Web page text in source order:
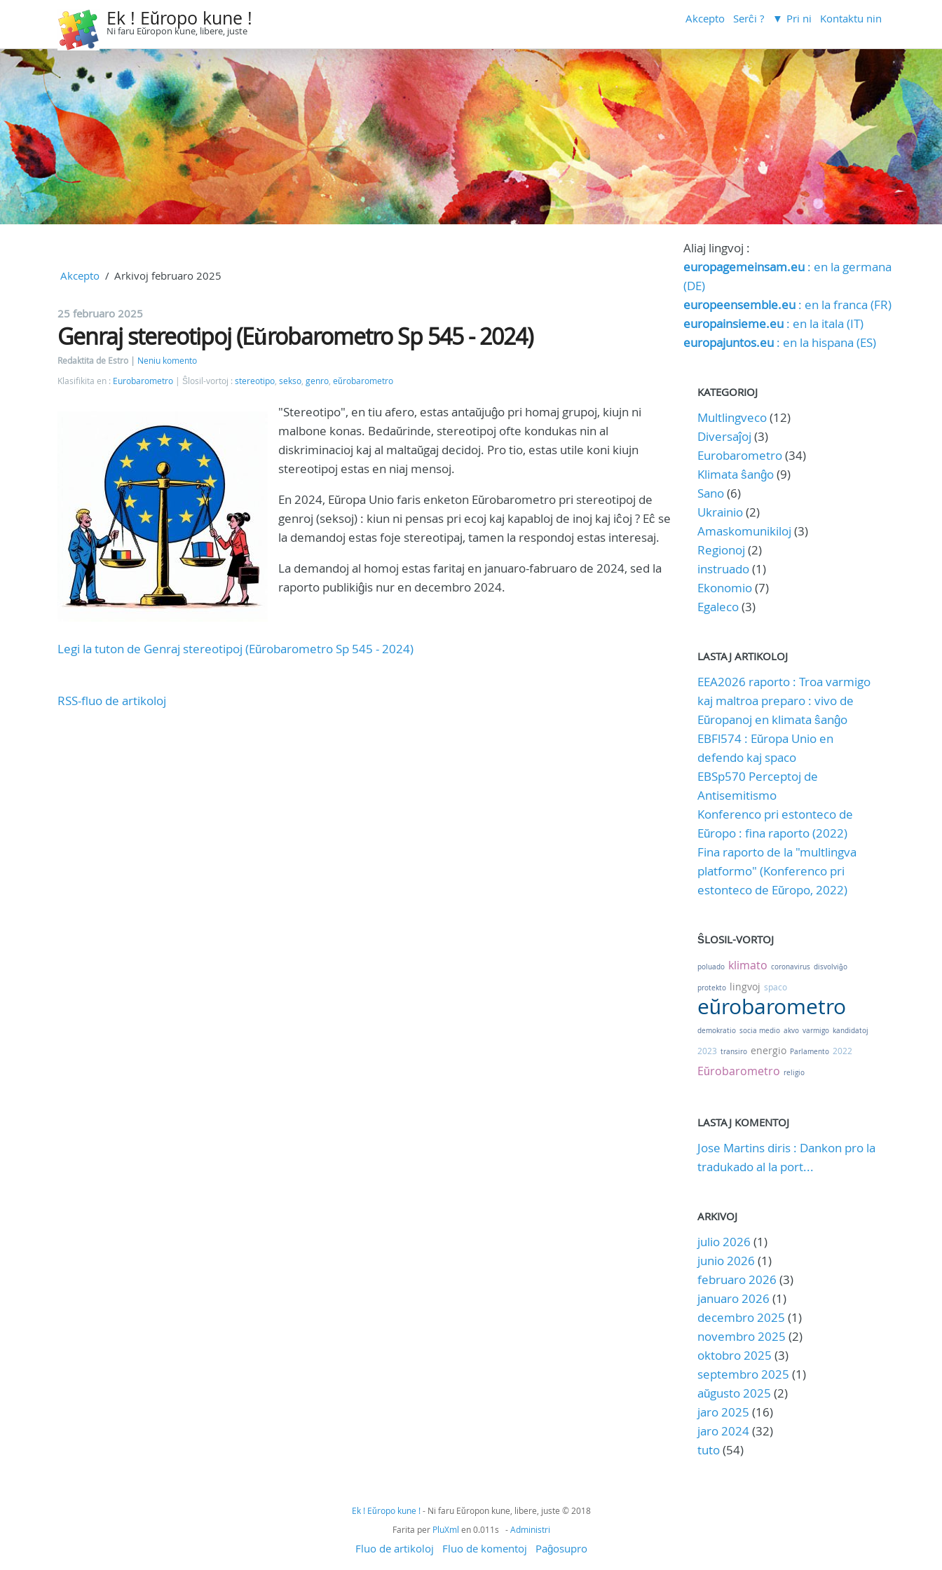
Ek ! Eŭropo kune !
Ni faru Eŭropon kune, libere, juste
Akcepto Serĉi ? Pri ni Kontaktu nin
Akcepto Arkivoj februaro 2025
25 februaro 2025
Genraj stereotipoj (Eŭrobarometro Sp 545 - 2024)
Redaktita de Estro
Neniu komento
Klasifikita en : Eurobarometro Ŝlosil-vortoj : stereotipo, sekso, genro, eŭrobarometro
"Stereotipo", en tiu afero, estas antaŭjuĝo pri homaj grupoj, kiujn ni
malbone konas. Bedaŭrinde, stereotipoj ofte kondukas nin al
diskriminacioj kaj al maltaŭgaj decidoj. Pro tio, estas utile koni kiujn
stereotipoj estas en niaj mensoj.
En 2024, Eŭropa Unio faris enketon Eŭrobarometro pri stereotipoj de
genroj (seksoj) : kiun ni pensas pri ecoj kaj kapabloj de inoj kaj iĉoj ? Eĉ se
la demandoj estas foje stereotipaj, tamen la respondoj estas interesaj.
La demandoj al homoj estas faritaj en januaro-fabruaro de 2024, sed la
raporto publikiĝis nur en decembro 2024.
Legi la tuton de Genraj stereotipoj (Eŭrobarometro Sp 545 - 2024)
RSS-fluo de artikoloj
Aliaj lingvoj :
europagemeinsam.eu: en la germana
(DE)
europeensemble.eu: en la franca (FR)
europainsieme.eu: en la itala (IT)
europajuntos.eu: en la hispana (ES)
KATEGORIOJ
Multlingveco(12)
Diversaĵoj (3)
Eurobarometro(34)
Klimata ŝanĝo(9)
Sano(6)
Ukrainio(2)
Amaskomunikiloj (3)
Regionoj (2)
instruado(1)
Ekonomio(7)
Egaleco(3)
LASTAJ ARTIKOLOJ
EEA2026 raporto : Troa varmigo
kaj maltroa preparo : vivo de
Eŭropanoj en klimata ŝanĝo
EBFl574 : Eŭropa Unio en
defendo kaj spaco
EBSp570 Perceptoj de
Antisemitismo
Konferenco pri estonteco de
Eŭropo : fina raporto (2022)
Fina raporto de la "multlingva
platformo" (Konferenco pri
estonteco de Eŭropo, 2022)
ŜLOSIL-VORTOJ
poluado klimato coronavirus disvolviĝo
protekto lingvoj spaco
eŭrobarometro
demokratio socia medio akvo varmigo kandidatoj
2023 transiro energio Parlamento 2022
Eŭrobarometro religio
LASTAJ KOMENTOJ
Jose Martins diris : Dankon pro la
tradukado al la port...
ARKIVOJ
julio 2026 (1)
junio 2026 (1)
februaro 2026 (3)
januaro 2026 (1)
decembro 2025 (1)
novembro 2025 (2)
oktobro 2025 (3)
septembro 2025 (1)
aŭgusto 2025 (2)
jaro 2025 (16)
jaro 2024(32)
tuto(54)
Ek ! Eŭropo kune !- Ni faru Eŭropon kune, libere, juste © 2018
Farita per PluXml en 0.011s -Administri
Fluo de artikoloj Fluo de komentoj Paĝosupro